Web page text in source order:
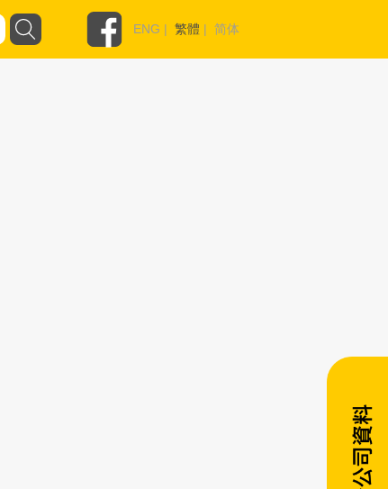
ENG | 繁體 | 简体